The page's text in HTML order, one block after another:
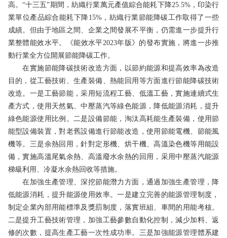
高。“十三五”期間，紡織行業萬元產值綜合能耗下降25.5%，印染行
業單位產品綜合能耗下降15%，紡織行業節能降碳工作取得了一些
成績。但由于地區之間、企業之間發展不平衡，仍需進一步提升行
業整體能效水平。《能效水平2023年版》的發布實施，將進一步推
動行業全方位開展節能降碳工作。
在實施節能降碳技術改造方面，以節約能源和提高效率為改造
目的，從工藝技術、生產裝備、熱能回用等方面進行節能降碳技術
改造。一是工藝節能，采用短流程工藝、低溫工藝，實施連續式生
產方式，使用天然氣、中壓蒸汽等綠色能源，降低能源消耗，提升
綠色能源使用比例。二是設備節能，淘汰高耗能生產裝備，使用節
能型設備裝置，對老舊設備進行節能改造，使用節能電機、節能風
機等。三是余熱回用，針對定形機、烘干機、高溫染色機等用能設
備，實施高溫尾氣余熱、高溫廢水余熱的回用，采用中壓蒸汽能源
梯級利用、冷凝水余熱回收等措施。
在加強生產管理、深挖節能潛力方面，通過加強生產管理，降
低能源消耗，提升能源使用效率。一是建立完善的能源管理制度，
制定企業內部用能標準及獎罰制度，落實班組、車間的用能考核。
二是提升工藝技術管理，加強工藝參數自動化控制，減少加料、返
修的次數，提高生產工藝一次性成功率。三是加強能源管理體系建